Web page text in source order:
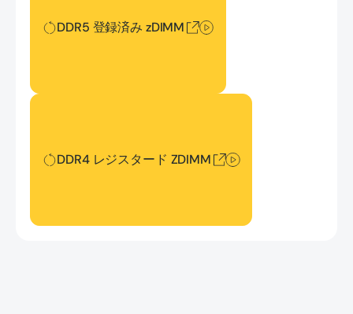
DDR5 登録済み zDIMM
DDR4 レジスタード ZDIMM
DDR4 レジスタード ZDIMM